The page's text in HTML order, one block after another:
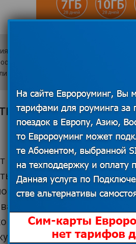
использованы из открытых
связаться с редакцией для
удаления изображения.
водителем-
о путешествии на авто в
водитель – изучить
скорости и т.д. Стоит
нарушителей и даже,
штрафа во
придется платить из